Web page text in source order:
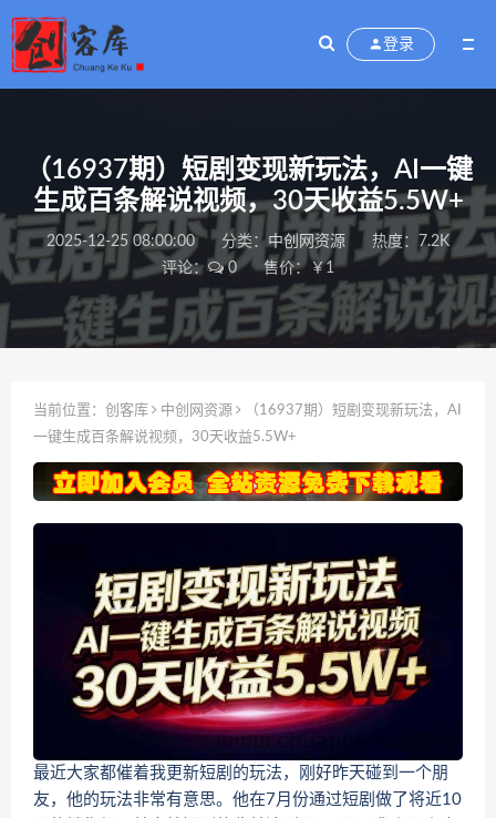
登录
（16937期）短剧变现新玩法，AI一键
生成百条解说视频，30天收益5.5W+
2025-12-25 08:00:00 分类： 中创网资源
热度：7.2K
评论：
0 售价：￥1
当前位置： 创客库 中创网资源
（16937期）短剧变现新玩法，AI
一键生成百条解说视频，30天收益5.5W+
最近大家都催着我更新短剧的玩法，刚好昨天碰到一个朋
友，他的玩法非常有意思。他在7月份通过短剧做了将近10